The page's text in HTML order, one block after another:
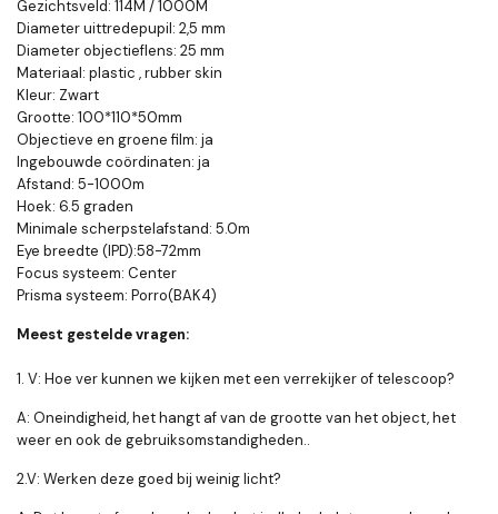
Gezichtsveld: 114M / 1000M
Diameter uittredepupil: 2,5 mm
Diameter objectieflens: 25 mm
Materiaal: plastic , rubber skin
Kleur: Zwart
Grootte: 100*110*50mm
Objectieve en groene film: ja
Ingebouwde coördinaten: ja
Afstand: 5-1000m
Hoek: 6.5 graden
Minimale scherpstelafstand: 5.0m
Eye breedte (IPD):58-72mm
Focus systeem: Center
Prisma systeem: Porro(BAK4)
Meest gestelde vragen:
1. V: Hoe ver kunnen we kijken met een verrekijker of telescoop?
A: Oneindigheid, het hangt af van de grootte van het object, het
weer en ook de gebruiksomstandigheden..
2.V: Werken deze goed bij weinig licht?